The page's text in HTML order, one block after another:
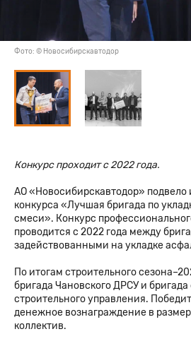
Фото: © Новосибирскавтодор
Конкурс проходит с 2022 года.
АО «Новосибирскавтодор»
конкурса «Лучшая бригада по
смеси». Конкурс
проводится с 2022 года между
задействованными на укладке
По итогам строительного
бригада Чановского ДРСУ и
строительного управления.
денежное вознаграждение в
коллектив.